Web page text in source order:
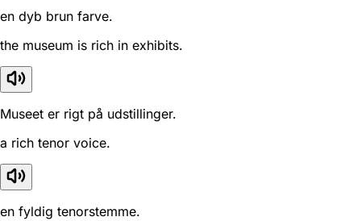
en dyb brun farve.
the museum is rich in exhibits.
Museet er rigt på udstillinger.
a rich tenor voice.
en fyldig tenorstemme.